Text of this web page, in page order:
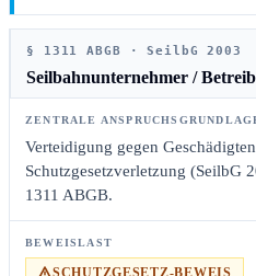
§ 1311 ABGB · SeilbG 2003
Seilbahnunternehmer /
Verteidigung gegen
Schutzgesetzverletzung (SeilbG
1311 ABGB.
SCHUTZGESETZ-BEWEIS